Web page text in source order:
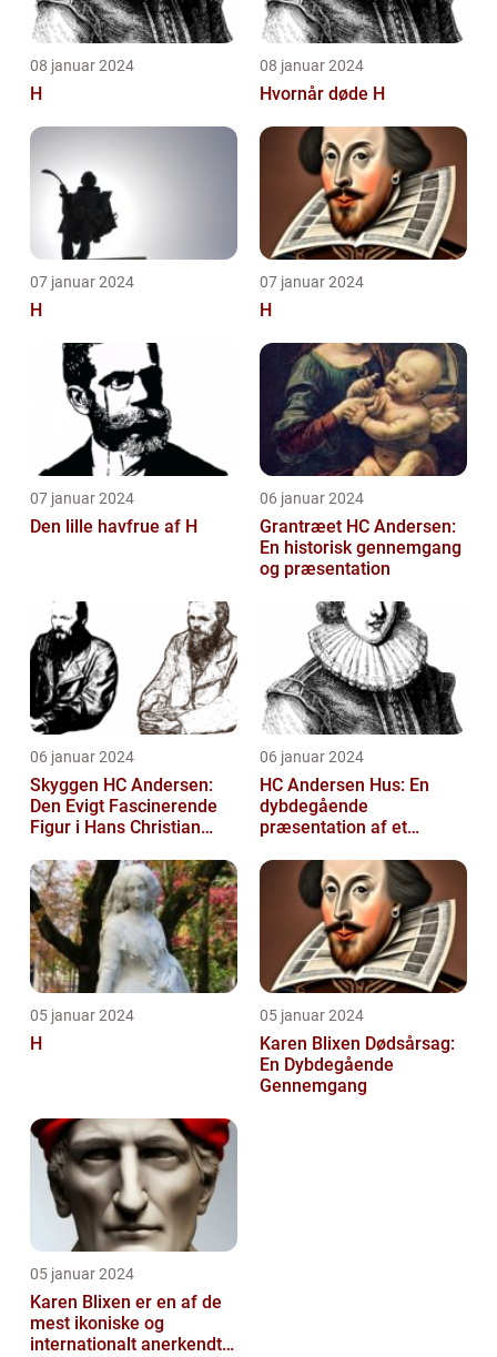
08 januar 2024
H
08 januar 2024
Hvornår døde H
07 januar 2024
H
07 januar 2024
H
07 januar 2024
Den lille havfrue af H
06 januar 2024
Grantræet HC Andersen:
En historisk gennemgang
og præsentation
06 januar 2024
Skyggen HC Andersen:
Den Evigt Fascinerende
Figur i Hans Christian
06 januar 2024
HC Andersen Hus: En
dybdegående
præsentation af et
05 januar 2024
H
05 januar 2024
Karen Blixen Dødsårsag:
En Dybdegående
Gennemgang
05 januar 2024
Karen Blixen er en af de
mest ikoniske og
internationalt anerkendte